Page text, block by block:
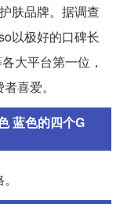
肤品牌。据调查
以极好的口碑长
大平台第一位，
喜爱。
蓝色的四个G